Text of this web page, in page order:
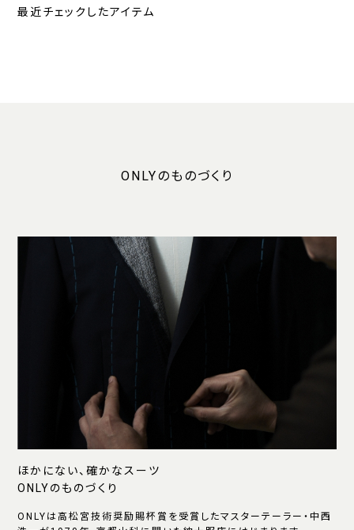
最近チェックしたアイテム
ONLYのものづくり
ほかにない、確かなスーツ
ONLYのものづくり
ONLYは高松宮技術奨励賜杯賞を受賞したマスターテーラー・中西